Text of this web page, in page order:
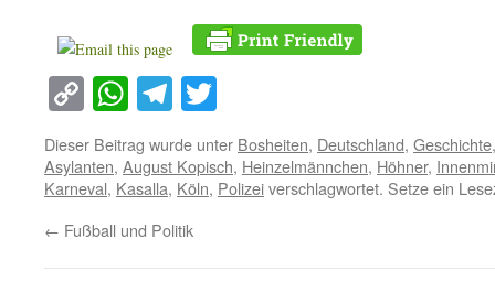
Copy
Link
WhatsApp
Telegram
Dieser Beitrag wurde unter Bosheiten, Deutschland, Geschichte
Asylanten, August Kopisch, Heinzelmännchen, Höhner,
Karneval, Kasalla, Köln, Polizeiverschlagwortet. Setze ein
← Fußball und Politik